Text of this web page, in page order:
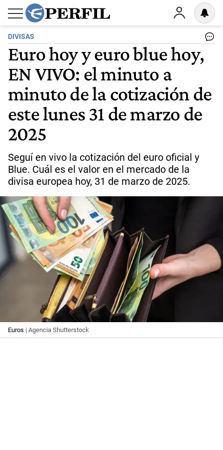
DIVISAS
Euro hoy y euro blue hoy,
EN VIVO: el minuto a
minuto de la cotización de
este lunes 31 de marzo de
2025
Seguí en vivo la cotización del euro oficial y
Blue. Cuál es el valor en el mercado de la
divisa europea hoy, 31 de marzo de 2025.
Euros | Agencia Shutterstock